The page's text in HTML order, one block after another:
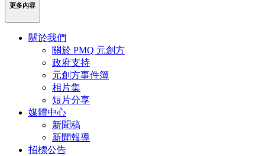
更多內容
關於我們
關於 PMQ 元創方
政府支持
元創方事件簿
相片集
短片分享
媒體中心
新聞稿
新聞報導
招標公告